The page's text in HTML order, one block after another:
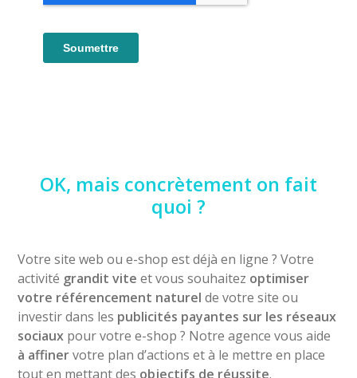
OK, mais concrètement on fait
quoi ?
Votre site web ou e-shop est déjà en ligne ? Votre
activité grandit vite et vous souhaitez optimiser
votre référencement naturel de votre site ou
investir dans les publicités payantes sur les réseaux
sociaux pour votre e-shop ? Notre agence vous aide
à affinervotre plan d’actions et à le mettre en place
tout en mettant des objectifs de réussite.